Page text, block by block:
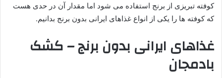
کوفته تبریزی از برنج استفاده می شود اما مقدار آن در حدی هست
که کوفته ها را یکی از انواع غذاهای ایرانی بدون برنج بدانیم.
غذاهای ایرانی بدون برنج – کشک
بادمجان